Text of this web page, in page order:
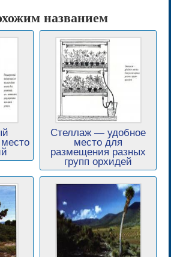
названием
Стеллаж — удобное
место для
размещения разных
групп орхидей